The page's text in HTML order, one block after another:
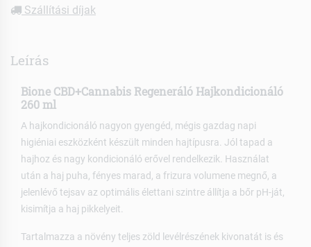
Szállítási díjak
Leírás
Bione CBD+Cannabis Regeneráló Hajkondicionáló
260 ml
A hajkondicionáló nagyon gyengéd, mégis gazdag napi
higiéniai eszközként készült minden hajtípusra. Jól tapad a
hajhoz és nagy kondicionáló erővel rendelkezik. Használat
után a haj puha, fényes marad, a frizura volumene megnő, a
jelenlévő tejsav az optimális élettani szintre állítja a bőr pH-ját,
kisimítja a haj pikkelyeit.
Tartalmazza a növény teljes zöld levélrészének kivonatát is és